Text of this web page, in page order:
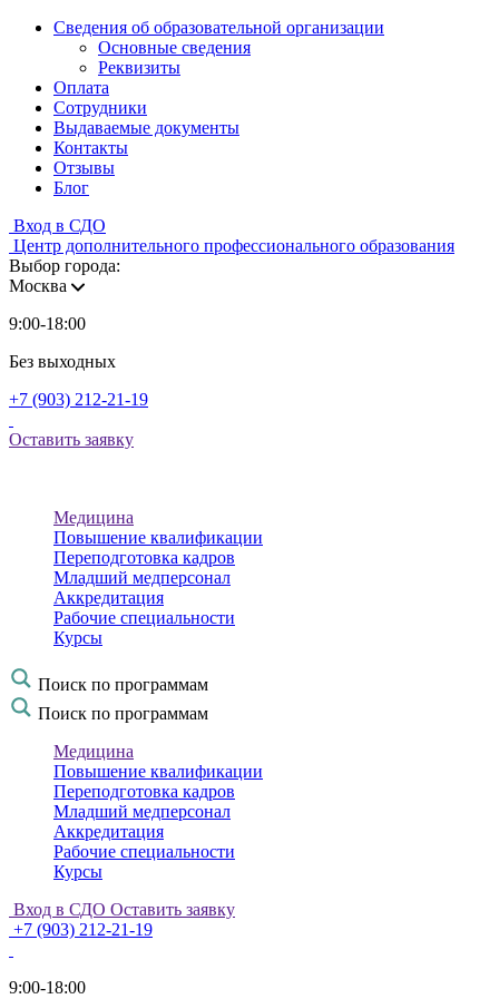
Сведения об образовательной организации
Основные сведения
Реквизиты
Оплата
Сотрудники
Выдаваемые документы
Контакты
Отзывы
Блог
Вход в СДО
Центр дополнительного профессионального образования
Выбор города:
Москва
9:00-18:00
Без выходных
+7 (903) 212-21-19
Оставить заявку
Медицина
Повышение квалификации
Переподготовка кадров
Младший медперсонал
Аккредитация
Рабочие специальности
Курсы
Поиск по программам
Поиск по программам
Медицина
Повышение квалификации
Переподготовка кадров
Младший медперсонал
Аккредитация
Рабочие специальности
Курсы
Вход в СДО Оставить заявку
+7 (903) 212-21-19
9:00-18:00